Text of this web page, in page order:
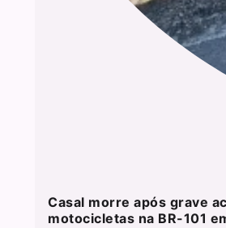
Casal morre após grave
motocicletas na BR-101